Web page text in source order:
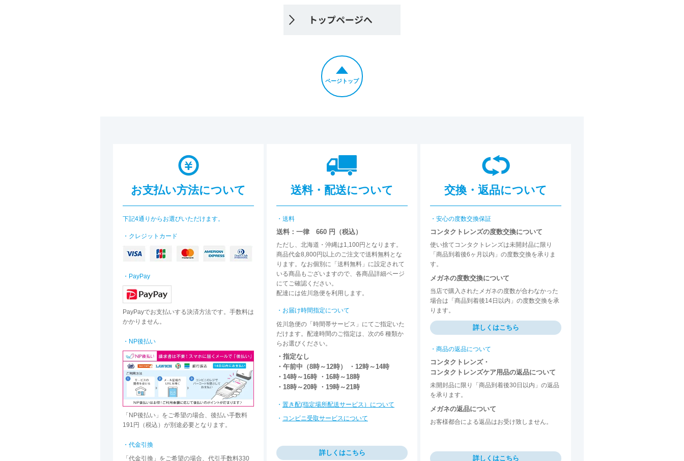
ページトップ
お支払い方法について
下記4通りからお選びいただけます。
・クレジットカード
・PayPay
PayPayでお支払いする決済方法です。手数料は
かかりません。
・NP後払い
「NP後払い」をご希望の場合、後払い手数料
191円（税込）が別途必要となります。
・代金引換
「代金引換」をご希望の場合、代引手数料330
送料・配送について
・送料
送料：一律 660 円（税込）
ただし、北海道・沖縄は1,100円となります。
商品代金8,800円以上のご注文で送料無料とな
ります。なお個別に「送料無料」に設定されて
いる商品もございますので、各商品詳細ページ
にてご確認ください。
配達には佐川急便を利用します。
・お届け時間指定について
佐川急便の「時間帯サービス」にてご指定いた
だけます。配達時間のご指定は、次の6 種類か
らお選びください。
・指定なし
・午前中（8時～12時） ・12時～14時
・14時～16時 ・16時～18時
・18時～20時 ・19時～21時
・ 置き配(指定場所配送サービス）について
・ コンビニ受取サービスについて
詳しくはこちら
交換・返品について
・安心の度数交換保証
コンタクトレンズの度数交換について
使い捨てコンタクトレンズは未開封品に限り
「商品到着後6ヶ月以内」の度数交換を承りま
す。
メガネの度数交換について
当店で購入されたメガネの度数が合わなかった
場合は「商品到着後14日以内」の度数交換を承
ります。
詳しくはこちら
・商品の返品について
コンタクトレンズ・
コンタクトレンズケア用品の返品について
未開封品に限り「商品到着後30日以内」の返品
を承ります。
メガネの返品について
お客様都合による返品はお受け致しません。
詳しくはこちら